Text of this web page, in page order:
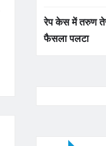
रेप केस में तरुण
फैसला पलटा